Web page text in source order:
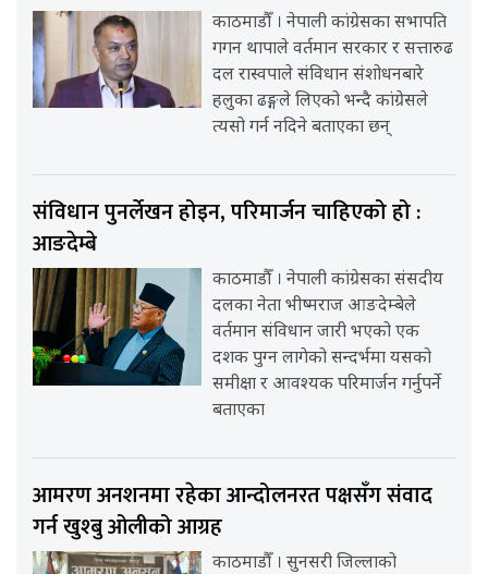
काठमाडौँ । नेपाली कांग्रेसका सभापति
गगन थापाले वर्तमान सरकार र सत्तारुढ
दल रास्वपाले संविधान संशोधनबारे
हलुका ढङ्गले लिएको भन्दै कांग्रेसले
त्यसो गर्न नदिने बताएका छन्
संविधान पुनर्लेखन होइन, परिमार्जन चाहिएको हो :
आङदेम्बे
काठमाडौँ । नेपाली कांग्रेसका संसदीय
दलका नेता भीष्मराज आङदेम्बेले
वर्तमान संविधान जारी भएको एक
दशक पुग्न लागेको सन्दर्भमा यसको
समीक्षा र आवश्यक परिमार्जन गर्नुपर्ने
बताएका
आमरण अनशनमा रहेका आन्दोलनरत पक्षसँग संवाद
गर्न खुश्बु ओलीको आग्रह
काठमाडौँ । सुनसरी जिल्लाको